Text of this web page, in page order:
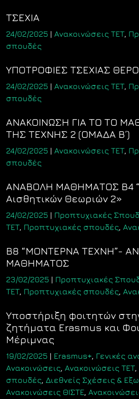
ΤΣΕΧΙΑ
24/02/2025 | Ανακοινώσεις ΤΕΤ,
σπουδές
ΥΠΟΤΡΟΦΙΕΣ ΤΣΕΧΙΑΣ
24/02/2025 | Ανακοινώσεις ΤΕΤ,
σπουδές
ΑΝΑΚΟΙΝΩΣΗ ΓΙΑ ΤΟ ΤΟ
ΤΗΣ ΤΕΧΝΗΣ 2 (ΟΜΑΔΑ Β΄)
24/02/2025 | Ανακοινώσεις ΤΕΤ,
σπουδές
ΑΝΑΒΟΛΗ ΜΑΘΗΜΑΤΟΣ Β4
Αισθητικών Θεωριών 2»
24/02/2025 | Προπτυχιακές
ΤΕΤ, Προπτυχιακές σπουδές,
Β8 “ΜΟΝΤΕΡΝΑ ΤΕΧΝΗ”-
ΜΑΘΗΜΑΤΟΣ
23/02/2025 | Προπτυχιακές
ΤΕΤ, Προπτυχιακές σπουδές,
Υποστήριξη φοιτητών
ζητήματα Erasmus και
Μέριμνας
19/02/2025 | Erasmus+, Γενικές
Ανακοινώσεις, Ανακοινώσεις ΤΕΤ,
σπουδές, Διεθνείς Σχέσεις &
Ανακοινώσεις ΘΙΣΤΕ,